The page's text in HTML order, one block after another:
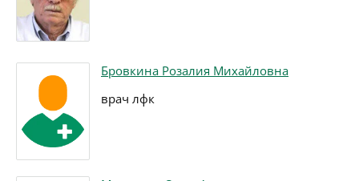
Бровкина Розалия Михайловна
врач лфк